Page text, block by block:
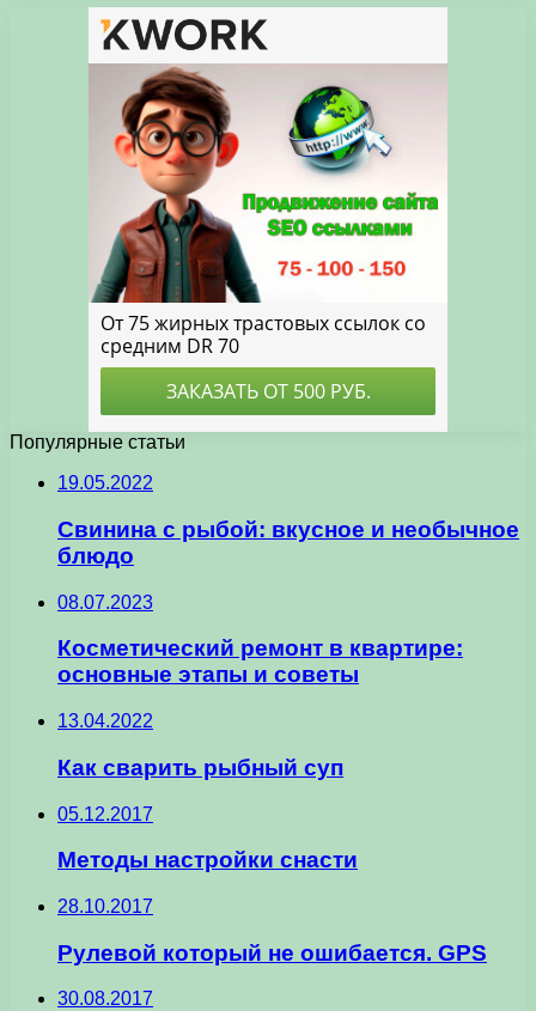
Популярные статьи
19.05.2022
Свинина с рыбой: вкусное и необычное
блюдо
08.07.2023
Косметический ремонт в квартире:
основные этапы и советы
13.04.2022
Как сварить рыбный суп
05.12.2017
Методы настройки снасти
28.10.2017
Рулевой который не ошибается. GPS
30.08.2017